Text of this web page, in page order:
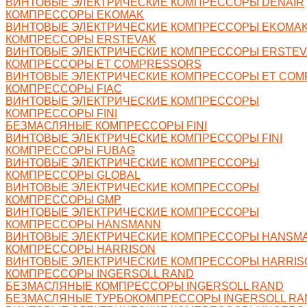
КОМПРЕССОРЫ EKOMAK
ВИНТОВЫЕ ЭЛЕКТРИЧЕСКИЕ КОМПРЕССОРЫ
КОМПРЕССОРЫ ERSTEVAK
ВИНТОВЫЕ ЭЛЕКТРИЧЕСКИЕ КОМПРЕССОРЫ
КОМПРЕССОРЫ ET COMPRESSORS
ВИНТОВЫЕ ЭЛЕКТРИЧЕСКИЕ КОМПРЕССОРЫ ET
КОМПРЕССОРЫ FIAC
ВИНТОВЫЕ ЭЛЕКТРИЧЕСКИЕ КОМПРЕССОРЫ
КОМПРЕССОРЫ FINI
БЕЗМАСЛЯНЫЕ КОМПРЕССОРЫ FINI
ВИНТОВЫЕ ЭЛЕКТРИЧЕСКИЕ КОМПРЕССОРЫ FINI
КОМПРЕССОРЫ FUBAG
ВИНТОВЫЕ ЭЛЕКТРИЧЕСКИЕ КОМПРЕССОРЫ
КОМПРЕССОРЫ GLOBAL
ВИНТОВЫЕ ЭЛЕКТРИЧЕСКИЕ КОМПРЕССОРЫ
КОМПРЕССОРЫ GMP
ВИНТОВЫЕ ЭЛЕКТРИЧЕСКИЕ КОМПРЕССОРЫ
КОМПРЕССОРЫ HANSMANN
ВИНТОВЫЕ ЭЛЕКТРИЧЕСКИЕ КОМПРЕССОРЫ
КОМПРЕССОРЫ HARRISON
ВИНТОВЫЕ ЭЛЕКТРИЧЕСКИЕ КОМПРЕССОРЫ
КОМПРЕССОРЫ INGERSOLL RAND
БЕЗМАСЛЯНЫЕ КОМПРЕССОРЫ INGERSOLL RAND
БЕЗМАСЛЯНЫЕ ТУРБОКОМПРЕССОРЫ INGERSOLL